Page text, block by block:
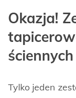
Okazja!
Tylko jeden